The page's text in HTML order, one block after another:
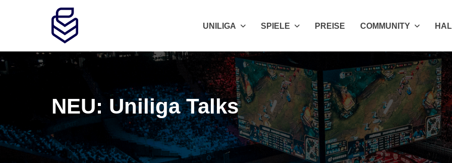
UNILIGA SPIELE PREISE COMMUNITY
NEU: Uniliga Talks